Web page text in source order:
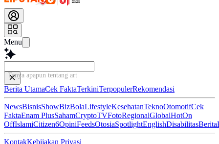
Menu
Tanya apapun tentang artikel
Berita UtamaCek FaktaTerkiniTerpopulerRekomendasi
NewsBisnisShowBizBolaLifestyleKesehatanTeknoOtomotifCek
FaktaEnam PlusSahamCryptoTVFotoRegionalGlobalHotOn
OffIslamiCitizen6OpiniFeedsOtosiaSpotlightEnglishDisabilitasBerita
KontakKebijakan Privasi